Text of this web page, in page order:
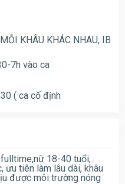
KHÂU KHÁC NHAU, IB
7h vào ca
( ca cố định
fulltime,nữ 18-40 tuổi,
ưu tiên làm lâu dài, khâu
được môi trường nóng